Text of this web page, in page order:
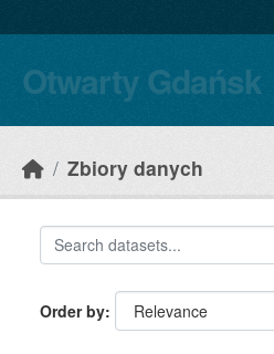
Otwarty Gdańsk
Zbiory danych
Order by